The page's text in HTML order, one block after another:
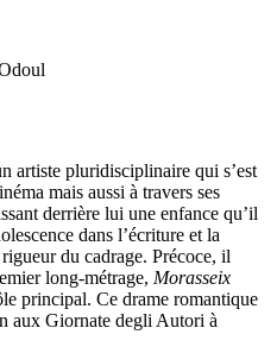
artiste pluridisciplinaire qui s’est
mais aussi à travers ses
derrière lui une enfance qu’il
dans l’écriture et la
du cadrage. Précoce, il
long-métrage, Morasseix
principal. Ce drame romantique
aux Giornate degli Autori à